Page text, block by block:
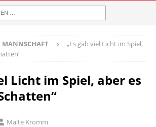
MANNSCHAFT
„Es gab viel Licht im Spiel,
Licht im Spiel, aber es
Malte Kromm